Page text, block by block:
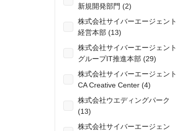
新規開発部門 (2)
株式会社サイバーエージェント
経営本部 (13)
株式会社サイバーエージェント
グループIT推進本部 (29)
株式会社サイバーエージェント
CA Creative Center (4)
株式会社ウエディングパーク
(13)
株式会社サイバーエージェン